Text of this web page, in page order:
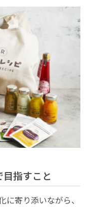
指すこと
寄り添いながら、